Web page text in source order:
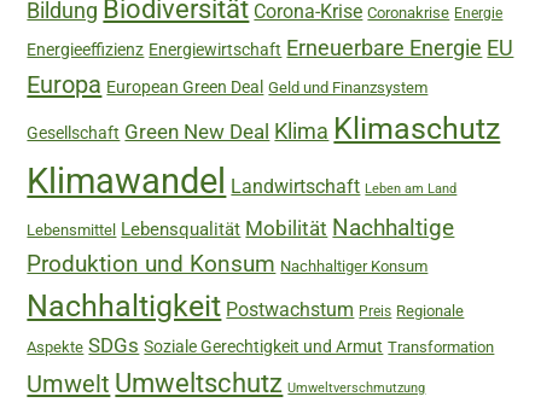
Bildung Biodiversität Corona-Krise Coronakrise Energie
Energieeffizienz Energiewirtschaft Erneuerbare Energie EU
Europa European Green Deal Geld und Finanzsystem
Gesellschaft Green New Deal Klima Klimaschutz
Klimawandel Landwirtschaft Leben am Land
Lebensmittel Lebensqualität Mobilität Nachhaltige
Produktion und Konsum Nachhaltiger Konsum
Nachhaltigkeit Postwachstum Preis Regionale
Aspekte SDGs Soziale Gerechtigkeit und Armut Transformation
Umwelt Umweltschutz Umweltverschmutzung